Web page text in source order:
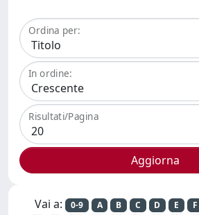
Ordina per:
In ordine:
Risultati/Pagina
Vai a: 0-9 A B C D E F